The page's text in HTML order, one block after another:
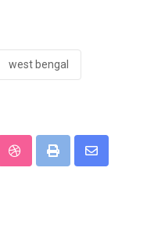
west bengal
StumbleUpon
Print
Share